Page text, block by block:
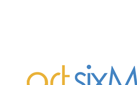
artsixMic